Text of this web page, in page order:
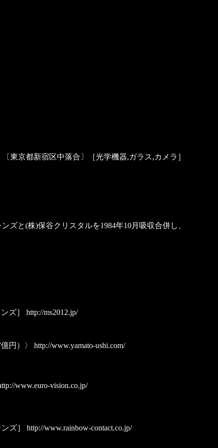
東京都新宿区中落合〕［光学機器,ガラス,カメラ］
と(株)保谷クリスタルを1984年10月吸収合併し、
ズ］ http://ms2012.jp/
円）〉 http://www.yamato-ushi.com/
www.euro-vision.co.jp/
ズ］ http://www.rainbow-contact.co.jp/